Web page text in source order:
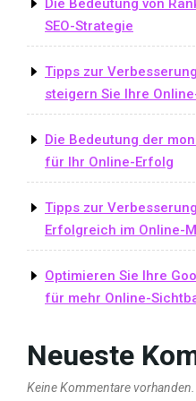
Die Bedeutung von
SEO-Strategie
Tipps zur
steigern Sie Ihre
Die Bedeutung der
für Ihr Online-Erfolg
Tipps zur
Erfolgreich im Online-
Optimieren Sie Ihre
für mehr Online-
Neueste
Keine Kommentare vorhanden.